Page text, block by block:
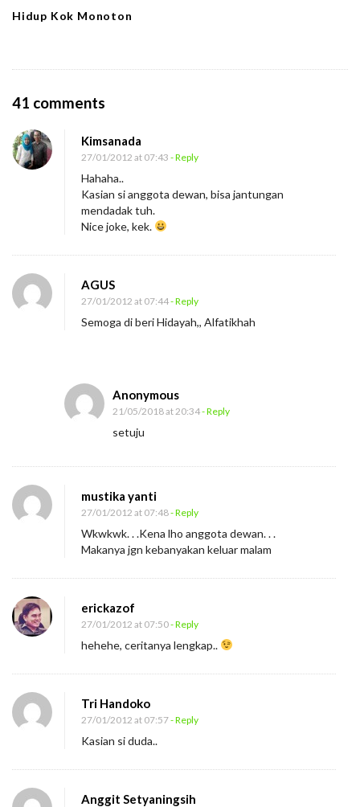
Hidup Kok Monoton
41 comments
A
g
g
o
t
D
e
C
i
I
s
t
r
i
Kimsanada
27/01/2012 at 07:43 - Reply
Hahaha..
Kasian si anggota dewan, bisa jantungan
mendadak tuh.
Nice joke, kek.
AGUS
27/01/2012 at 07:44- Reply
Semoga di beri Hidayah,, Alfatikhah
Anonymous
21/05/2018 at 20:34- Reply
setuju
mustika yanti
27/01/2012 at 07:48- Reply
Wkwkwk. . .Kena lho anggota dewan. . .
Makanya jgn kebanyakan keluar malam
erickazof
27/01/2012 at 07:50- Reply
hehehe, ceritanya lengkap..
Tri Handoko
27/01/2012 at 07:57- Reply
Kasian si duda..
Anggit Setyaningsih